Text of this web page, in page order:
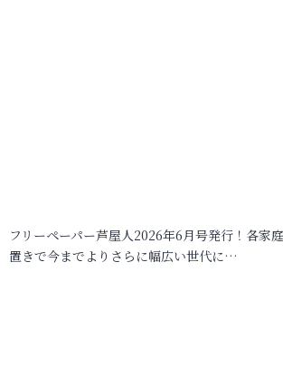
フリーペーパー芦屋人2026年6月号発行！各家
置きで今までよりさらに幅広い世代に…